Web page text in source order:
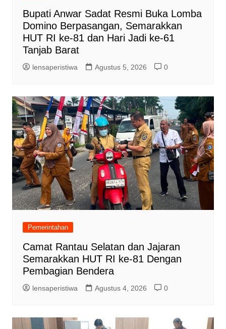
Bupati Anwar Sadat Resmi Buka Lomba
Domino Berpasangan, Semarakkan
HUT RI ke-81 dan Hari Jadi ke-61
Tanjab Barat
lensaperistiwa Agustus 5, 2026 0
Pemerintahan
Camat Rantau Selatan dan Jajaran
Semarakkan HUT RI ke-81 Dengan
Pembagian Bendera
lensaperistiwa Agustus 4, 2026 0